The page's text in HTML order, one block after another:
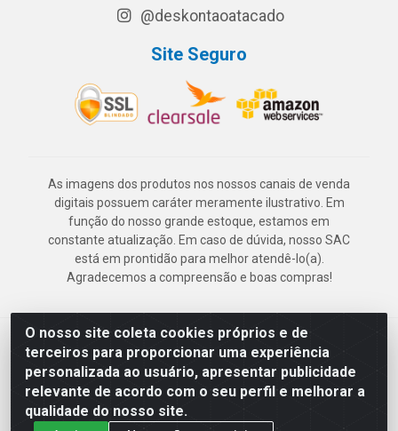
O nosso site coleta cookies próprios e de
terceiros para proporcionar uma experiência
personalizada ao usuário, apresentar publicidade
relevante de acordo com o seu perfil e melhorar a
qualidade do nosso site.
@deskontaoatacado
Site Seguro
As imagens dos produtos nos nossos canais de venda
digitais possuem caráter meramente ilustrativo. Em
função do nosso grande estoque, estamos em
constante atualização. Em caso de dúvida, nosso SAC
está em prontidão para melhor atendê-lo(a).
Agradecemos a compreensão e boas compras!
Deskontão Atacado - Av. Marechal Mascarenhas de Morais, 2471 -
Imbiribeira - Recife/PE - CEP 51.150-001 - CNPJ 24.150.377/0003-
57